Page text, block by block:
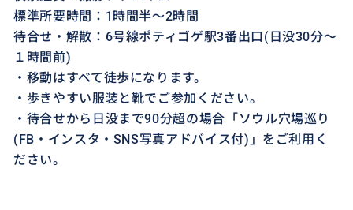
標準所要時間：1時間半〜2時間
待合せ・解散：6号線ポティゴゲ駅3番出口(日没30分〜
１時間前)
・移動はすべて徒歩になります。
・歩きやすい服装と靴でご参加ください。
・待合せから日没まで90分超の場合「ソウル穴場巡り
(FB・インスタ・SNS写真アドバイス付)」をご利用く
ださい。